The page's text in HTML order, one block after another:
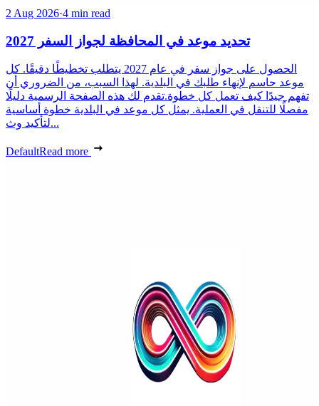
2 Aug 2026·4 min read
تحديد موعد في المحافظة لجواز السفر 2027
الحصول على جواز سفر في عام 2027 يتطلب تخطيطًا دقيقًا. كل
موعد حاسم لإنهاء طلبك في البلدية. لهذا السبب، من الضروري أن
تفهم جيدًا كيف تعمل كل خطوة.تقدم لك هذه الصفحة الرسمية دليلًا
مفصلًا للتنقل في العملية. يمثل كل موعد في البلدية خطوة أساسية
لتأكيد وث...
DefaultRead more